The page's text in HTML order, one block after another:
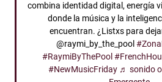
combina identidad digital, energía
donde la música y la
encuentran. ¿Listxs para
@raymi_by_the_pool
#RaymiByThePool
#NewMusicFriday ♬ sonido